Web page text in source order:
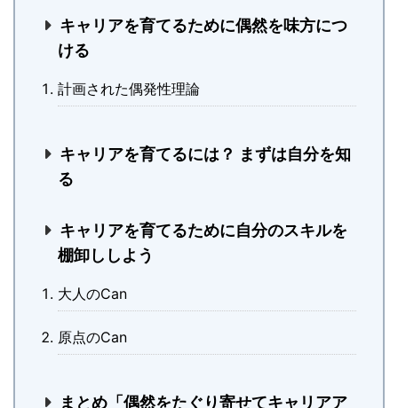
キャリアを育てるために偶然を味方につ
ける
計画された偶発性理論
キャリアを育てるには？ まずは自分を知
る
キャリアを育てるために自分のスキルを
棚卸ししよう
大人のCan
原点のCan
まとめ「偶然をたぐり寄せてキャリアア